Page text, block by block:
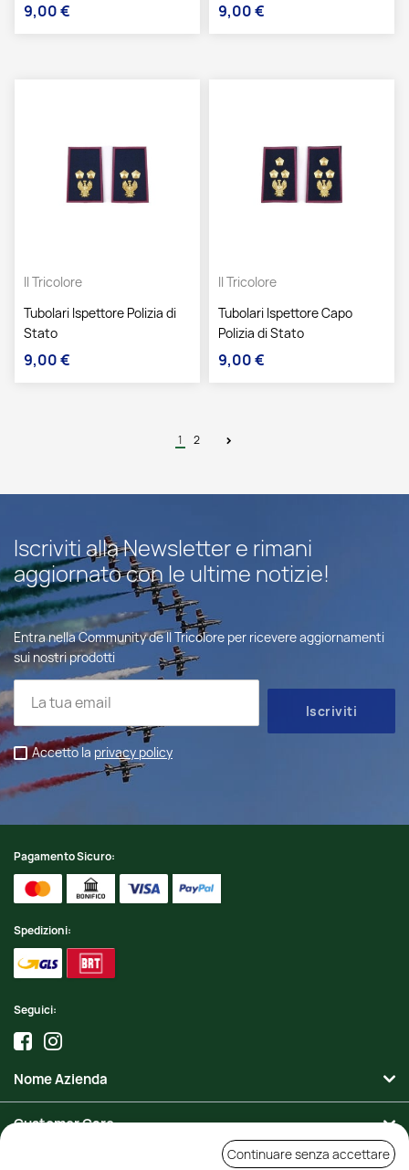
Prezzo
9,00 € Prezzo
9,00 €
Il Tricolore
Tubolari Ispettore Polizia di
Stato
Prezzo
9,00 €
Il Tricolore
Tubolari Ispettore Capo
Polizia di Stato
Prezzo
9,00 €
1 2
Iscriviti alla Newsletter e rimani
aggiornato con le ultime notizie!
Entra nella Community de Il Tricolore per ricevere aggiornamenti
sui nostri prodotti
Accetto la privacy policy
Pagamento Sicuro:
Spedizioni:
Seguici:
Nome Azienda
Customer Care
Continuare senza accettare